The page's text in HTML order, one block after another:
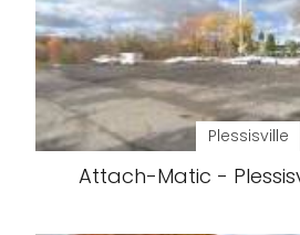
Plessisville
Attach-Matic -